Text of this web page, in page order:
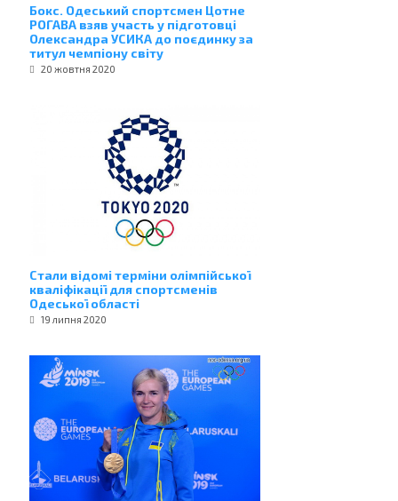
Бокс. Одеський спортсмен Цотне
РОГАВА взяв участь у підготовці
Олександра УСИКА до поєдинку за
титул чемпіону світу
20 жовтня 2020
Стали відомі терміни олімпійської
кваліфікації для спортсменів
Одеської області
19 липня 2020